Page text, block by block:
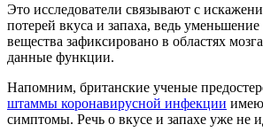
Это исследователи связывают с
потерей вкуса и запаха, ведь
вещества зафиксировано в областях
данные функции.
Напомним, британские ученые
штаммы коронавирусной инфекции
симптомы. Речь о вкусе и запахе уже не